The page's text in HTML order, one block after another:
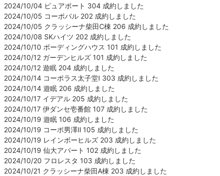
2024/10/04 ピュアポート 304 成約しました
2024/10/05 コーポパル 202 成約しました
2024/10/05 クラッシーナ柴田C棟 206 成約しました
2024/10/08 SKハイツ 202 成約しました
2024/10/10 ボーディングハウス 101 成約しました
2024/10/12 ガーデンヒルズ 101 成約しました
2024/10/12 遊眠 204 成約しました
2024/10/14 コーポラス太子堂Ⅰ 303 成約しました
2024/10/14 遊眠 206 成約しました
2024/10/17 イデアル 205 成約しました
2024/10/17 伊ダンセ壱番館 107 成約しました
2024/10/19 遊眠 106 成約しました
2024/10/19 コーポ男澤Ⅱ 105 成約しました
2024/10/19 レインボーヒルズ 203 成約しました
2024/10/19 仙大アパート 102 成約しました
2024/10/20 フロレスタ 103 成約しました
2024/10/21 クラッシーナ柴田A棟 203 成約しました